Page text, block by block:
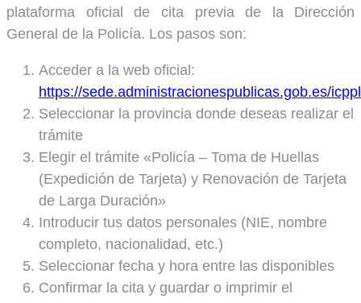
plataforma oficial de cita previa de la Dirección
General de la Policía. Los pasos son:
Acceder a la web oficial:
https://sede.administracionespublicas.gob.es/
Seleccionar la provincia donde deseas realizar el
trámite
Elegir el trámite «Policía – Toma de Huellas
(Expedición de Tarjeta) y Renovación de Tarjeta
de Larga Duración»
Introducir tus datos personales (NIE, nombre
completo, nacionalidad, etc.)
Seleccionar fecha y hora entre las disponibles
Confirmar la cita y guardar o imprimir el